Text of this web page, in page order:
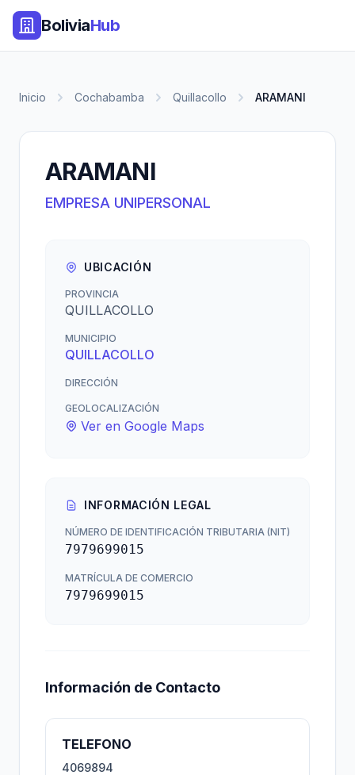
BoliviaHub
Inicio Cochabamba Quillacollo ARAMANI
ARAMANI
EMPRESA UNIPERSONAL
UBICACIÓN
PROVINCIA
QUILLACOLLO
MUNICIPIO
QUILLACOLLO
DIRECCIÓN
GEOLOCALIZACIÓN
Ver en Google Maps
INFORMACIÓN LEGAL
NÚMERO DE IDENTIFICACIÓN TRIBUTARIA (NIT)
7979699015
MATRÍCULA DE COMERCIO
7979699015
Información de Contacto
TELEFONO
4069894